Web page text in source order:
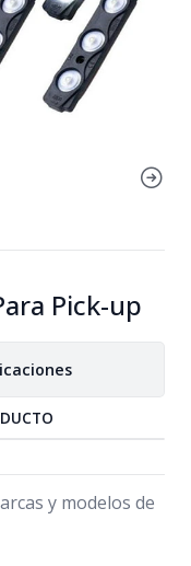
Pick-up
y modelos de